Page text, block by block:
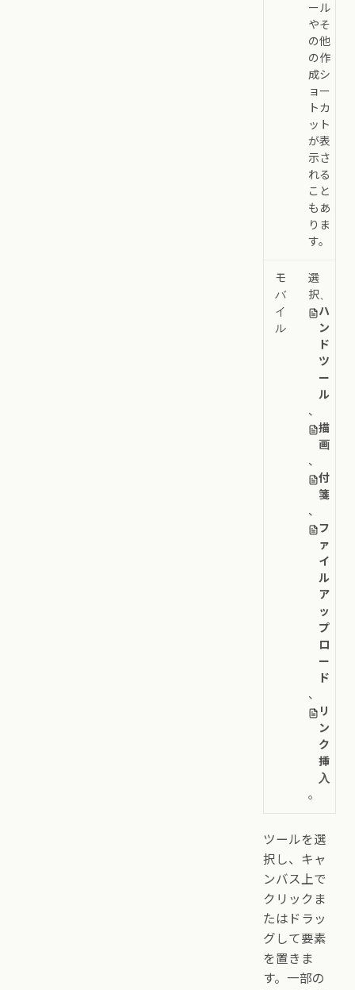
ール
やそ
の他
の作
成シ
ョー
トカ
ット
が表
示さ
れる
こと
もあ
りま
す。
モ
バ
イ
ル
選
択、
ハ
ン
ド
ツ
ー
ル
、
描
画
、
付
箋
、
フ
ァ
イ
ル
ア
ッ
プ
ロ
ー
ド
、
リ
ン
ク
挿
入
。
ツールを選
択し、キャ
ンバス上で
クリックま
たはドラッ
グして要素
を置きま
す。一部の